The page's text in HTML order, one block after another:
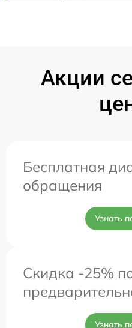
Акции
Бесплатная
обращения
Узнать
Скидка -25%
Узнать